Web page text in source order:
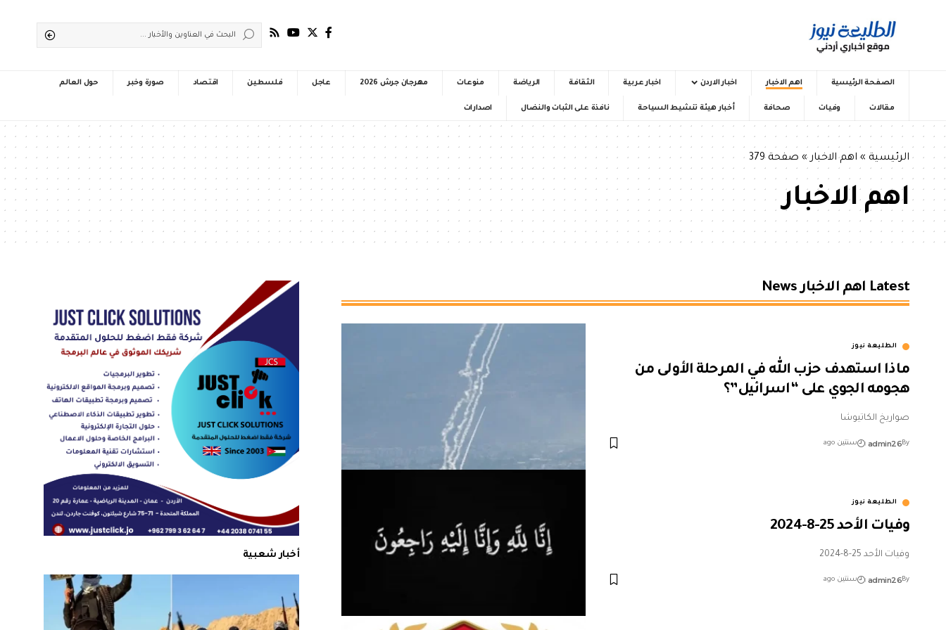
الصفحة الرئيسية اهم الاخبار اخبار الاردن اخبار عربية الثقافة الرياضة منوعات مهرجان جرش 2026 عاجل فلسطين اقتصاد صورة وخبر حول العالم
مقالات وفيات صحافة أخبار هيئة تنشيط السياحة نافذة على الثبات والنضال اصدارات
الرئيسية » اهم الاخبار» صفحة 379
اهم الاخبار
Latest اهم الاخبار News
الطليعة نيوز
ماذا استهدف حزب الله في المرحلة الأولى من
هجومه الجوي على “اسرائيل”؟
صواريخ الكاتيوشا
By
admin26 سنتين ago
الطليعة نيوز
وفيات الأحد 25-8-2024
وفيات الأحد 25-8-2024
By
admin26 سنتين ago
أخبار شعبية